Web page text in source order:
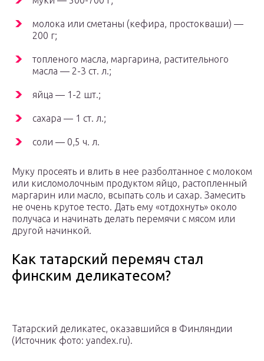
молока или сметаны (кефира, простокваши) —
200 г;
топленого масла, маргарина, растительного
масла — 2-3 ст. л.;
яйца — 1-2 шт.;
сахара — 1 ст. л.;
соли — 0,5 ч. л.
Муку просеять и влить в нее разболтанное с молоком
или кисломолочным продуктом яйцо, растопленный
маргарин или масло, всыпать соль и сахар. Замесить
не очень крутое тесто. Дать ему «отдохнуть» около
получаса и начинать делать перемячи с мясом или
другой начинкой.
Как татарский перемяч стал
финским деликатесом?
Татарский деликатес, оказавшийся в Финляндии
(Источник фото: yandex.ru).